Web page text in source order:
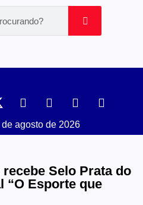
agosto de 2026
Selo Prata do
“O Esporte que